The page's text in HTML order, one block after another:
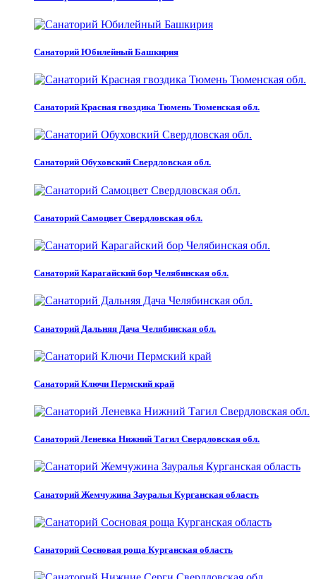
Санаторий Юбилейный Башкирия
Санаторий Красная гвоздика Тюмень Тюменская обл.
Санаторий Обуховский Свердловская обл.
Санаторий Самоцвет Свердловская обл.
Санаторий Карагайский бор Челябинская обл.
Санаторий Дальняя Дача Челябинская обл.
Санаторий Ключи Пермский край
Санаторий Леневка Нижний Тагил Свердловская обл.
Санаторий Жемчужина Зауралья Курганская область
Санаторий Сосновая роща Курганская область